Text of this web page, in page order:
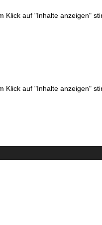
Klick auf "Inhalte anzeigen"
Klick auf "Inhalte anzeigen"